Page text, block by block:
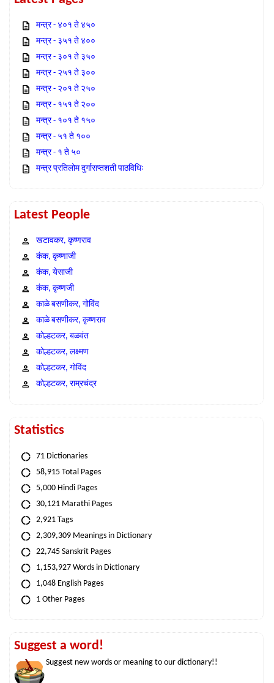
मन्त्र - ४०१ ते ४५०
मन्त्र - ३५१ ते ४००
मन्त्र - ३०१ ते ३५०
मन्त्र - २५१ ते ३००
मन्त्र - २०१ ते २५०
मन्त्र - १५१ ते २००
मन्त्र - १०१ ते १५०
मन्त्र - ५१ ते १००
मन्त्र - १ ते ५०
मन्त्र प्रतिलोम दुर्गासप्तशती पाठविधिः
Latest People
खटावकर, कृष्णराव
कंक, कृष्णाजी
कंक, येसाजी
कंक, कृष्णजी
काळे बसणीकर, गोविंद
काळे बसणीकर, कृष्णराव
कोल्हटकर, बळवंत
कोल्हटकर, लक्ष्मण
कोल्हटकर, गोविंद
कोल्हटकर, राम्रचंद्र
Statistics
71 Dictionaries
58,915 Total Pages
5,000 Hindi Pages
30,121 Marathi Pages
2,921 Tags
2,309,309 Meanings in Dictionary
22,745 Sanskrit Pages
1,153,927 Words in Dictionary
1,048 English Pages
1 Other Pages
Suggest a word!
Suggest new words or meaning to our dictionary!!